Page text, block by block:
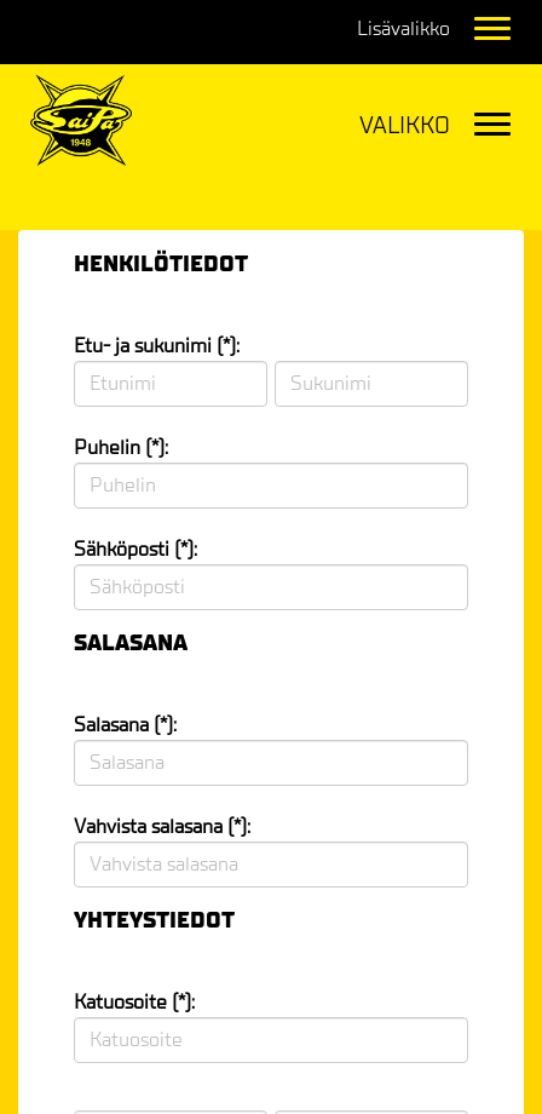
HENKILÖTIEDOT
Etu- ja sukunimi (*):
Puhelin (*):
Sähköposti (*):
SALASANA
Salasana (*):
Vahvista salasana (*):
YHTEYSTIEDOT
Katuosoite (*):